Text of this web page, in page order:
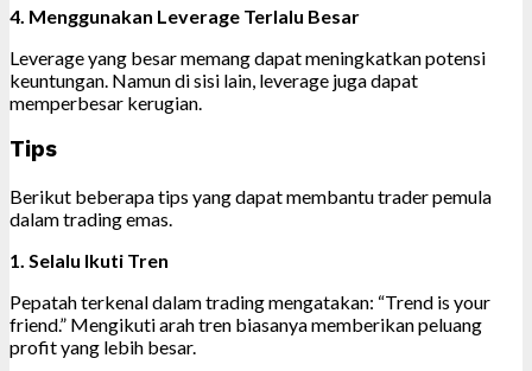
4. Menggunakan Leverage Terlalu Besar
Leverage yang besar memang dapat meningkatkan potensi
keuntungan. Namun di sisi lain, leverage juga dapat
memperbesar kerugian.
Tips
Berikut beberapa tips yang dapat membantu trader pemula
dalam trading emas.
1. Selalu Ikuti Tren
Pepatah terkenal dalam trading mengatakan: “Trend is your
friend.” Mengikuti arah tren biasanya memberikan peluang
profit yang lebih besar.